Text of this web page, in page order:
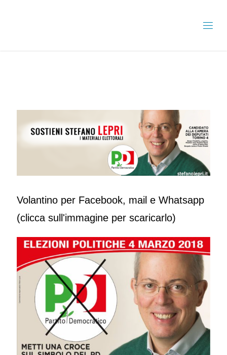
Volantino per Facebook, mail e Whatsapp
(clicca sull'immagine per scaricarlo)